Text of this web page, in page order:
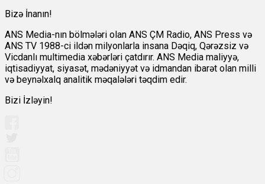
Bizə İnanın!
ANS Media-nın bölmələri olan ANS ÇM Radio, ANS Press və
ANS TV 1988-ci ildən milyonlarla insana Dəqiq, Qərəzsiz və
Vicdanlı multimedia xəbərləri çatdırır. ANS Media maliyyə,
iqtisadiyyat, siyasət, mədəniyyət və idmandan ibarət olan milli
və beynəlxalq analitik məqalələri təqdim edir.
Bizi İzləyin!